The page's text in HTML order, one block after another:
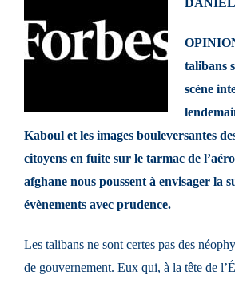
talibans
scène
Kaboul et les images bouleversantes
citoyens en fuite sur le tarmac de
afghane nous poussent à envisager la
évènements avec prudence.
Les talibans ne sont certes pas des
de gouvernement. Eux qui, à la tête de